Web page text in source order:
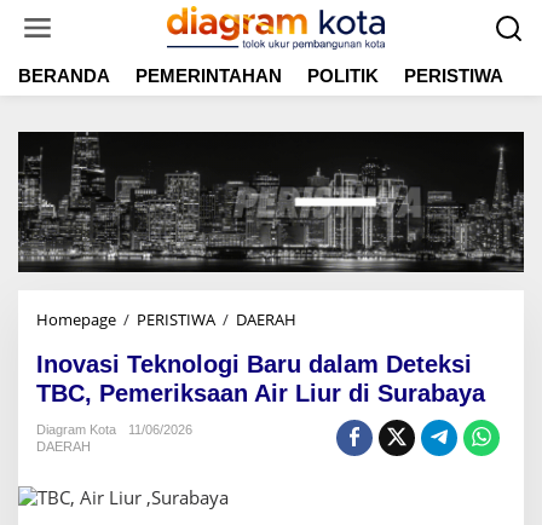
t
BERANDA PEMERINTAHAN POLITIK PERISTIWA
Homepage / PERISTIWA / DAERAH
o
v
Inovasi Teknologi Baru dalam Deteksi
TBC, Pemeriksaan Air Liur di Surabaya
Diagram Kota
11/06/2026
DAERAH